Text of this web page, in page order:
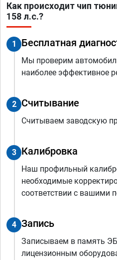
Как происходит чип
158 л.с.?
1 Бесплатная
Мы проверим
наиболее эффективное
2 Считывание
Считываем заводскую
3 Калибровка
Наш профильный
необходимые
соответствии с вашими
4 Запись
Записываем в память
лицензионным